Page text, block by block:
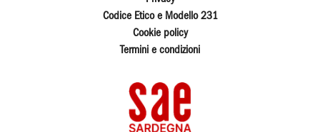
Codice Etico e Modello 231
Cookie policy
Termini e condizioni